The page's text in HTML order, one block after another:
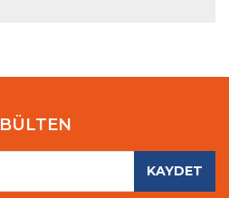
KAYDET